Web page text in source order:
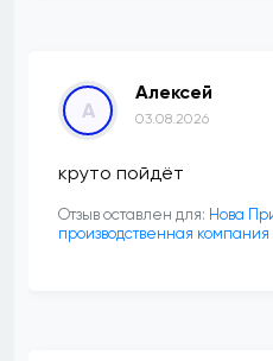
А
Алексей
03.08.2026
круто пойдёт
Отзыв оставлен для: Нова
производственная компания